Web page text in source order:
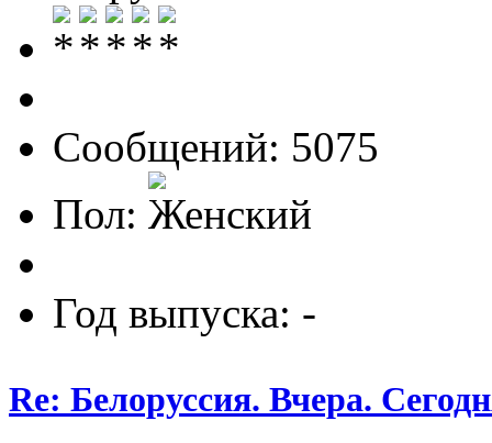
Сообщений: 5075
Пол:
Год выпуска: -
Re: Белоруссия. Вчера.